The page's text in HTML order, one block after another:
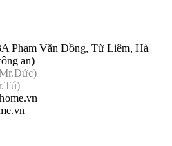
Phạm Văn Đồng, Từ Liêm, Hà
an)